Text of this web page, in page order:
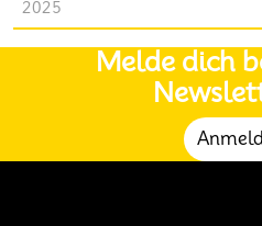
2025
Melde dich